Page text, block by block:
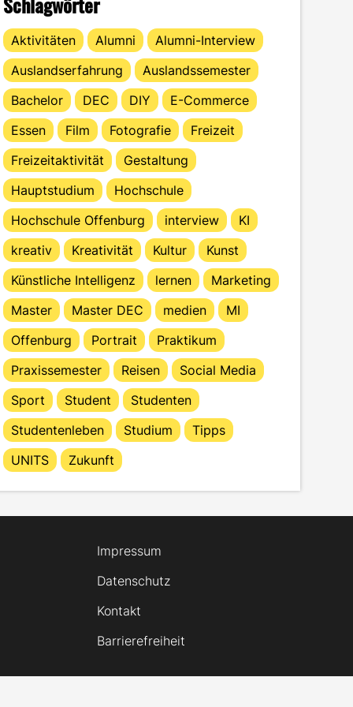
Aktivitäten Alumni
Alumni-Interview
Auslandserfahrung
Auslandssemester
Bachelor
DEC DIY
E-Commerce
Essen
Film Fotografie
Freizeit
Freizeitaktivität
Gestaltung
Hauptstudium
Hochschule
Hochschule Offenburg
interview
KI
kreativ
Kreativität Kultur
Kunst
Künstliche Intelligenz
lernen
Marketing
Master
Master DEC medien
MI
Offenburg
Portrait
Praktikum
Praxissemester
Reisen
Social Media
Sport
Student
Studenten
Studentenleben
Studium
Tipps
UNITS
Zukunft
Impressum
Datenschutz
Kontakt
Barrierefreiheit